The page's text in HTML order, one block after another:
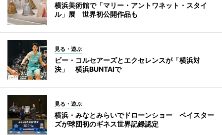
横浜美術館で「マリー・アントワネット・スタイ
ル」展 世界初公開作品も
見る・遊ぶ
ビー・コルセアーズとエクセレンスが「横浜対
決」 横浜BUNTAIで
見る・遊ぶ
横浜・みなとみらいでドローンショー ベイスター
ズが球団初のギネス世界記録認定